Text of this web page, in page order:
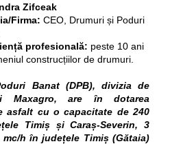
Zifceak
Firma: CEO, Drumuri și Poduri
profesională: peste 10 ani
construcțiilor de drumuri.
Banat (DPB), divizia de
Maxagro, are în dotarea
asfalt cu o capacitate de 240
Timiș și Caraș-Severin, 3
h în județele Timiș (Gătaia)